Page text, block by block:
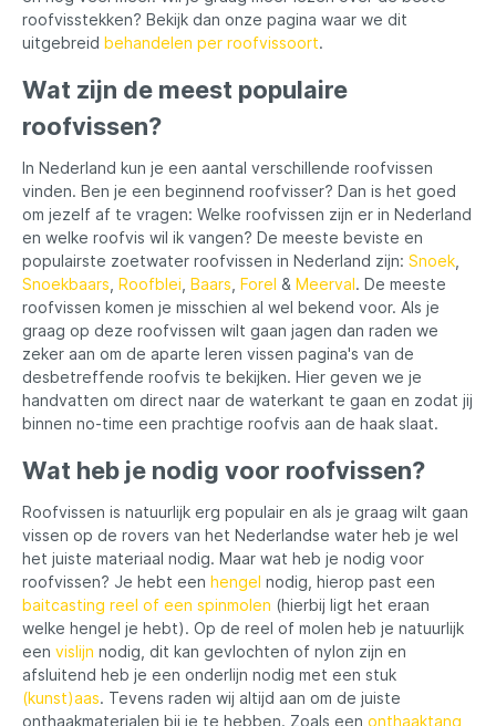
roofvisstekken? Bekijk dan onze pagina waar we dit
uitgebreid behandelen per roofvissoort.
Wat zijn de meest populaire
roofvissen?
In Nederland kun je een aantal verschillende roofvissen
vinden. Ben je een beginnend roofvisser? Dan is het goed
om jezelf af te vragen: Welke roofvissen zijn er in Nederland
en welke roofvis wil ik vangen? De meeste beviste en
populairste zoetwater roofvissen in Nederland zijn: Snoek
Snoekbaars Roofblei Baars Forel & Meerval. De meeste
roofvissen komen je misschien al wel bekend voor. Als je
graag op deze roofvissen wilt gaan jagen dan raden we
zeker aan om de aparte leren vissen pagina's van de
desbetreffende roofvis te bekijken. Hier geven we je
handvatten om direct naar de waterkant te gaan en zodat jij
binnen no-time een prachtige roofvis aan de haak slaat.
Wat heb je nodig voor roofvissen?
Roofvissen is natuurlijk erg populair en als je graag wilt gaan
vissen op de rovers van het Nederlandse water heb je wel
het juiste materiaal nodig. Maar wat heb je nodig voor
roofvissen? Je hebt een hengel nodig, hierop past een
baitcasting reel of een spinmolen (hierbij ligt het eraan
welke hengel je hebt). Op de reel of molen heb je natuurlijk
een vislijn nodig, dit kan gevlochten of nylon zijn en
afsluitend heb je een onderlijn nodig met een stuk
(kunst)aas. Tevens raden wij altijd aan om de juiste
onthaakmaterialen bij je te hebben. Zoals een onthaaktang